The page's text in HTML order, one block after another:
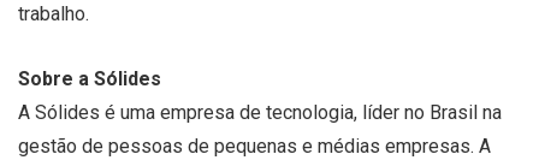
trabalho.
Sobre a Sólides
A Sólides é uma empresa de tecnologia, líder no Brasil na
gestão de pessoas de pequenas e médias empresas. A